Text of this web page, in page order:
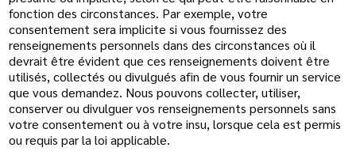
fonction des circonstances. Par exemple, votre
consentement sera implicite si vous fournissez des
renseignements personnels dans des circonstances où il
devrait être évident que ces renseignements doivent être
utilisés, collectés ou divulgués afin de vous fournir un service
que vous demandez. Nous pouvons collecter, utiliser,
conserver ou divulguer vos renseignements personnels sans
votre consentement ou à votre insu, lorsque cela est permis
ou requis par la loi applicable.